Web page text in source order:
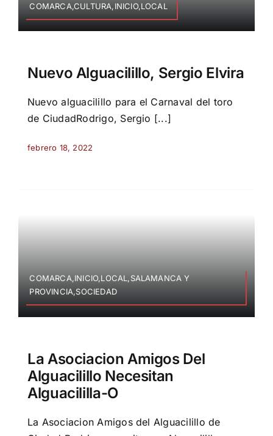
COMARCA,CULTURA,INICIO,LOCAL
Nuevo Alguacilillo, Sergio Elvira
Nuevo alguacilillo para el Carnaval del toro
de CiudadRodrigo, Sergio [...]
febrero 18, 2022
COMARCA,INICIO,LOCAL,SALAMANCA Y
PROVINCIA,SOCIEDAD
La Asociacion Amigos Del
Alguacilillo Necesitan
Alguacililla-O
La Asociacion Amigos del Alguacilillo de